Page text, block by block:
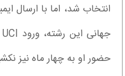
انتخاب شد، اما با ارسال
حضور او به چهار ماه نیز